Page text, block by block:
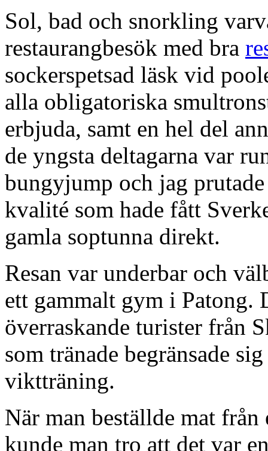
Sol, bad och snorkling
restaurangbesök med bra
sockerspetsad läsk vid
alla obligatoriska
erbjuda, samt en hel del
de yngsta deltagarna var
bungyjump och jag
kvalité som hade fått
gamla soptunna direkt.
Resan var underbar och
ett gammalt gym i Patong.
överraskande turister från
som tränade begränsade
viktträning.
När man beställde mat från
kunde man tro att det var